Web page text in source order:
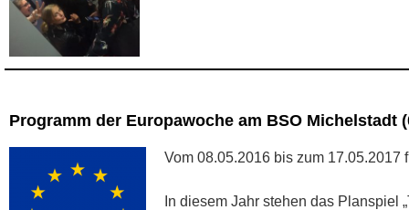
Programm der Europawoche am BSO Michelstadt
Vom 08.05.2016 bis zum
In diesem Jahr stehen das Planspiel